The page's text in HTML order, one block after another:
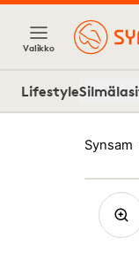
Valikko
Lifestyle
Synsam